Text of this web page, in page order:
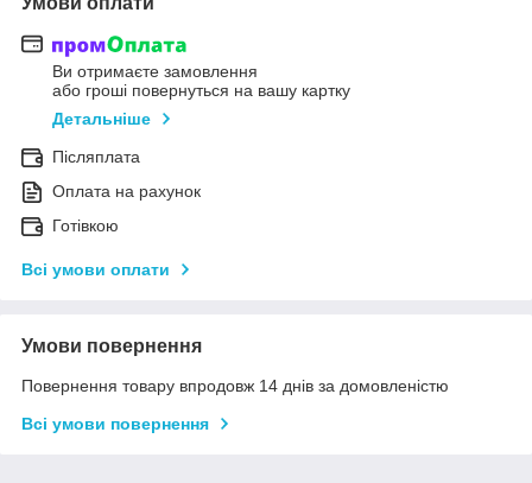
Ви отримаєте замовлення
або гроші повернуться на вашу картку
Детальніше
Післяплата
Оплата на рахунок
Готівкою
Всі умови оплати
Умови повернення
Повернення товару впродовж 14 днів за домовленістю
Всі умови повернення